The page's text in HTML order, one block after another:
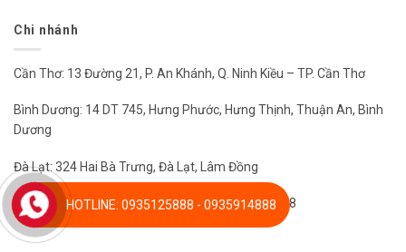
Chi nhánh
Cần Thơ: 13 Đường 21, P. An Khánh, Q. Ninh Kiều – TP. Cần Thơ
Bình Dương: 14 DT 745, Hưng Phước, Hưng Thịnh, Thuận An, Bình
Dương
Đà Lạt: 324 Hai Bà Trưng, Đà Lạt, Lâm Đồng
ĐT: 0935.125.888 – 0935.914.888 – 0927.077.888
HOTLINE: 0935125888 - 0935914888